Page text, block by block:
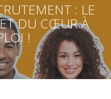
: LE
DU CŒUR À
!